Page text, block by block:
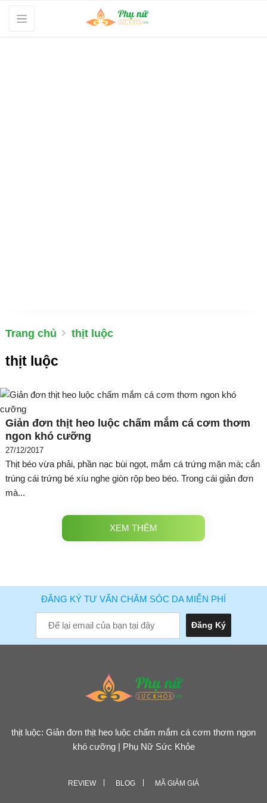
Trang chủ thịt luộc
thịt luộc
Giản đơn thịt heo luộc chấm mắm cá cơm thơm
ngon khó cưỡng
27/12/2017
Thịt béo vừa phải, phần nạc bùi ngọt, mắm cá trứng mặn mà; cắn
trúng cái trứng bé xíu nghe giòn rộp beo béo. Trong cái giản đơn
mà...
XEM THÊM
ĐĂNG KÝ TƯ VẤN CHĂM SÓC DA MIỄN PHÍ
thịt luộc: Giản đơn thịt heo luộc chấm mắm cá cơm thơm ngon
khó cưỡng | Phụ Nữ Sức Khỏe
REVIEW BLOG MÃ GIẢM GIÁ